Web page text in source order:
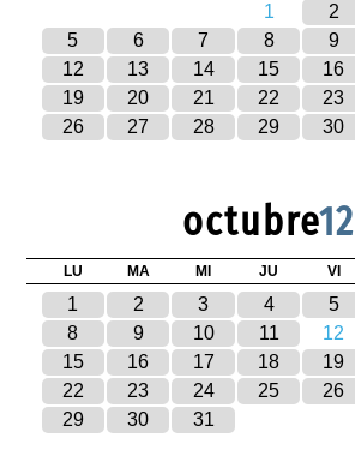
1 2
5
6 7 8 9
12
13 14 15 16
19
20 21 22 23
26
27 28 29 30
octubre12
LU MA MI JU VI
1 2 3 4 5
8
9 10 11 12
15
16 17 18 19
22
23 24 25 26
29
30 31